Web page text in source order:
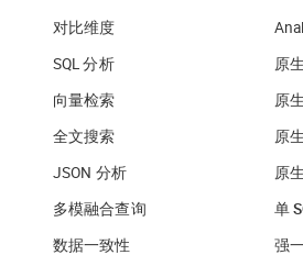
对比维度
SQL 分析 原
向量检索 原
全文搜索 原
JSON 分析 原
多模融合查询 单
数据一致性 强